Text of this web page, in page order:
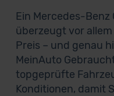
Ein Mercedes-
überzeugt vor
Preis – und genau
MeinAuto
topgeprüfte
Konditionen, damit